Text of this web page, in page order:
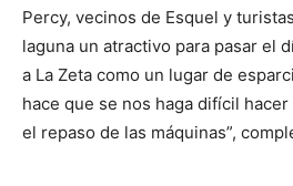
Percy, vecinos de Esquel y
laguna un atractivo para pasar el
a La Zeta como un lugar de
hace que se nos haga difícil
el repaso de las máquinas”,